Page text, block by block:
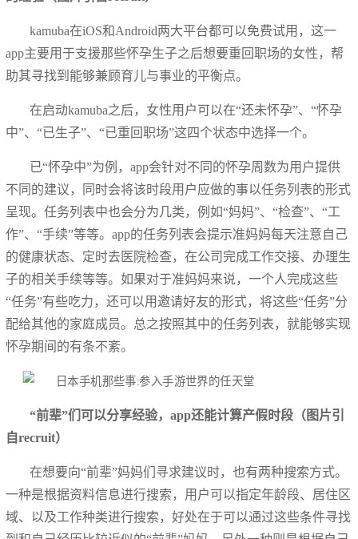
kamuba在iOS和Android两大平台都可以免费试用，这一
app主要用于支援那些怀孕生子之后想要重回职场的女性，帮
助其寻找到能够兼顾育儿与事业的平衡点。
在启动kamuba之后，女性用户可以在“还未怀孕”、“怀孕
中”、“已生子”、“已重回职场”这四个状态中选择一个。
已“怀孕中”为例，app会针对不同的怀孕周数为用户提供
不同的建议，同时会将该时段用户应做的事以任务列表的形式
呈现。任务列表中也会分为几类，例如“妈妈”、“检查”、“工
作”、“手续”等等。app的任务列表会提示准妈妈每天注意自己
的健康状态、定时去医院检查，在公司完成工作交接、办理生
子的相关手续等等。如果对于准妈妈来说，一个人完成这些
“任务”有些吃力，还可以用邀请好友的形式，将这些“任务”分
配给其他的家庭成员。总之按照其中的任务列表，就能够实现
怀孕期间的有条不紊。
“前辈”们可以分享经验，app还能计算产假时段（图片引
自recruit）
在想要向“前辈”妈妈们寻求建议时，也有两种搜索方式。
一种是根据资料信息进行搜索，用户可以指定年龄段、居住区
域、以及工作种类进行搜索，好处在于可以通过这些条件寻找